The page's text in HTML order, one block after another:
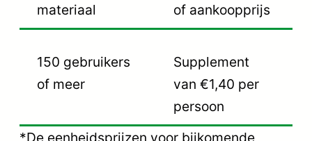
materiaal
of aankoopprijs
150 gebruikers
of meer
Supplement
van €1,40 per
persoon
*De eenheidsprijzen voor bijkomende